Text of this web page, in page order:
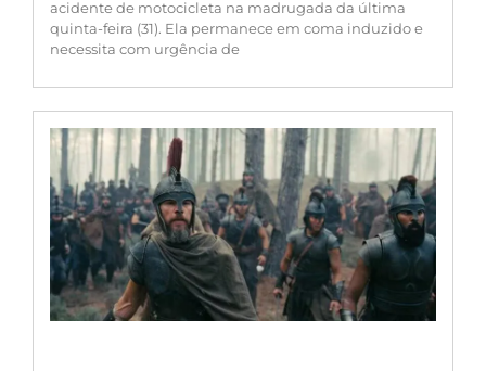
acidente de motocicleta na madrugada da última
quinta-feira (31). Ela permanece em coma induzido e
necessita com urgência de